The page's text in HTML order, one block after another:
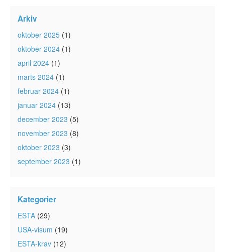
Arkiv
oktober 2025 (1)
oktober 2024 (1)
april 2024 (1)
marts 2024 (1)
februar 2024 (1)
januar 2024 (13)
december 2023 (5)
november 2023 (8)
oktober 2023 (3)
september 2023 (1)
Kategorier
ESTA (29)
USA-visum (19)
ESTA-krav (12)